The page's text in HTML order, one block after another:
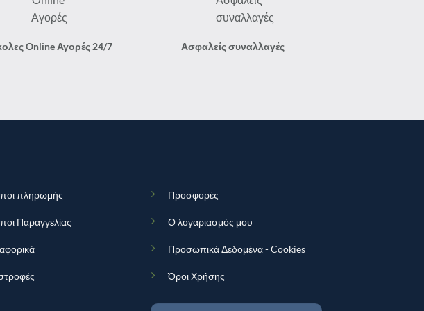
Online Αγορές 24/7 Ασφαλείς συναλλαγές
πληρωμής
Παραγγελίας
Προσφορές
Ο λογαριασμός μου
Προσωπικά Δεδομένα - Cookies
Όροι Χρήσης